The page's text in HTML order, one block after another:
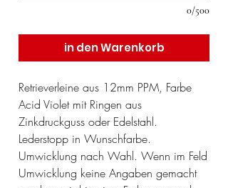
0/500
in den Warenkorb
Retrieverleine aus 12mm PPM, Farbe
Acid Violet mit Ringen aus
Zinkdruckguss oder Edelstahl.
Lederstopp in Wunschfarbe.
Umwicklung nach Wahl. Wenn im Feld
Umwicklung keine Angaben gemacht